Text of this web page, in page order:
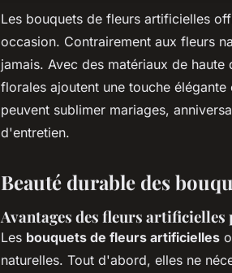
Les bouquets de fleurs artificielles
occasion. Contrairement aux fleurs
jamais. Avec des matériaux de
florales ajoutent une touche
peuvent sublimer mariages,
d'entretien.
Beauté durable des
Avantages des fleurs
Les bouquets de fleurs artificielles
naturelles. Tout d'abord, elles ne